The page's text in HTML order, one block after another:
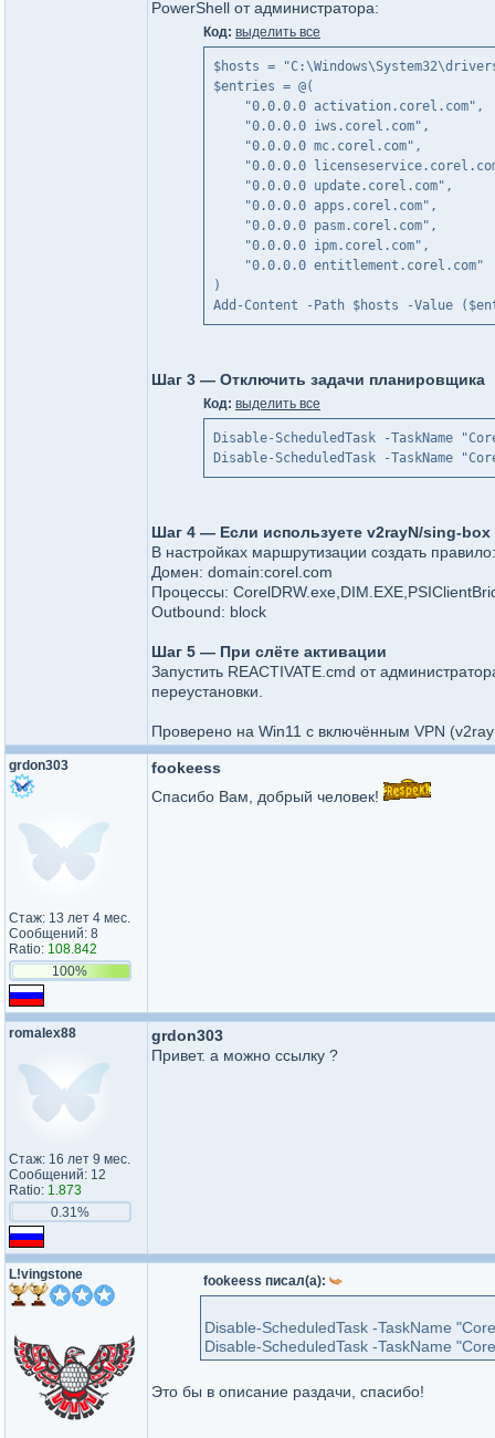
PowerShell от администратора:
Код: выделить все
$hosts =
$entries = @(
"0.0.0.0 activation.corel.com",
"0.0.0.0 iws.corel.com",
"0.0.0.0 mc.corel.com",
"0.0.0.0
"0.0.0.0 update.corel.com",
"0.0.0.0 apps.corel.com",
"0.0.0.0 pasm.corel.com",
"0.0.0.0 ipm.corel.com",
"0.0.0.0 entitlement.corel.com"
)
Add-Content -Path $hosts -Value
Шаг 3 — Отключить задачи планировщика
Код: выделить все
Disable-ScheduledTask -TaskName
Disable-ScheduledTask -TaskName
Шаг 4 — Если используете v2rayN/sing-box
В настройках маршрутизации создать правило:
Домен: domain:corel.com
Процессы:
Outbound: block
Шаг 5 — При слёте активации
Запустить REACTIVATE.cmd от
переустановки.
Проверено на Win11 с включённым VPN
grdon303
Стаж: 13 лет 4 мес.
Сообщений: 8
Ratio: 108.842
100%
fookeess
Спасибо Вам, добрый человек!
romalex88
Стаж: 16 лет 9 мес.
Сообщений: 12
Ratio: 1.873
0.31%
grdon303
Привет. а можно ссылку ?
L!vingstone fookeess писал(а):
Disable-ScheduledTask -TaskName
Disable-ScheduledTask -TaskName
Это бы в описание раздачи, спасибо!